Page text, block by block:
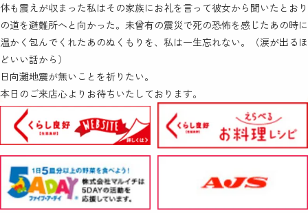
体も震えが収まった私はその家族にお礼を言って彼女から聞いたとおり
の道を避難所へと向かった。未曾有の震災で死の恐怖を感じたあの時に
温かく包んでくれたあのぬくもりを、私は一生忘れない。（涙が出るほ
どいい話から）
日向灘地震が無いことを祈りたい。
本日のご来店心よりお待ちいたしております。